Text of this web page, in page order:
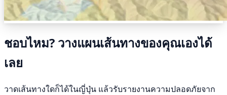
ชอบไหม? วางแผนเส้นทางของคุณเองได้
เลย
วาดเส้นทางใดก็ได้ในญี่ปุ่น แล้วรับรายงานความปลอดภัยจาก